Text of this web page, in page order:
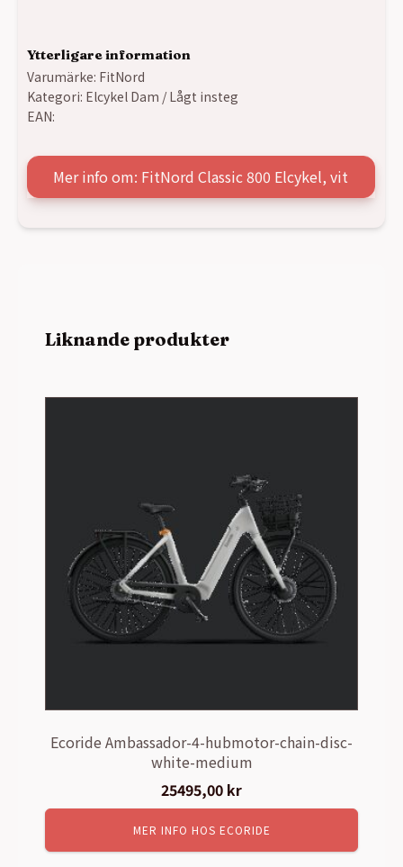
Ytterligare information
Varumärke: FitNord
Kategori: Elcykel Dam / Lågt insteg
EAN:
Mer info om: FitNord Classic 800 Elcykel, vit
Liknande produkter
Ecoride Ambassador-4-hubmotor-chain-disc-
white-medium
25495,00 kr
MER INFO HOS ECORIDE